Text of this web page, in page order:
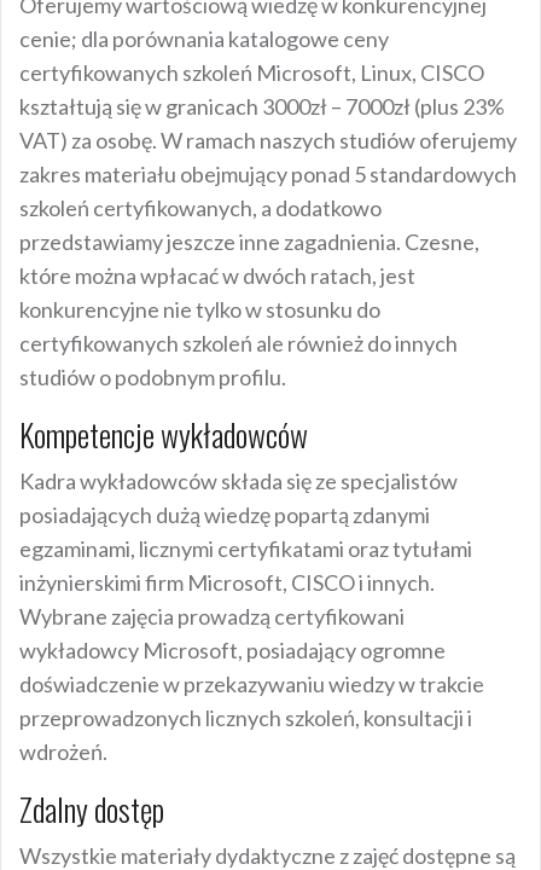
cenie; dla porównania katalogowe ceny
certyfikowanych szkoleń Microsoft, Linux, CISCO
kształtują się w granicach 3000zł – 7000zł (plus 23%
VAT) za osobę. W ramach naszych studiów oferujemy
zakres materiału obejmujący ponad 5 standardowych
szkoleń certyfikowanych, a dodatkowo
przedstawiamy jeszcze inne zagadnienia. Czesne,
które można wpłacać w dwóch ratach, jest
konkurencyjne nie tylko w stosunku do
certyfikowanych szkoleń ale również do innych
studiów o podobnym profilu.
Kompetencje wykładowców
Kadra wykładowców składa się ze specjalistów
posiadających dużą wiedzę popartą zdanymi
egzaminami, licznymi certyfikatami oraz tytułami
inżynierskimi firm Microsoft, CISCO i innych.
Wybrane zajęcia prowadzą certyfikowani
wykładowcy Microsoft, posiadający ogromne
doświadczenie w przekazywaniu wiedzy w trakcie
przeprowadzonych licznych szkoleń, konsultacji i
wdrożeń.
Zdalny dostęp
Wszystkie materiały dydaktyczne z zajęć dostępne są